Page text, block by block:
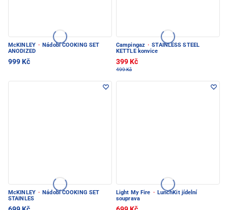
McKINLEY · Nádobí COOKING SET
ANODIZED
999 Kč
Campingaz · STAINLESS STEEL
KETTLE konvice
399 Kč
499 Kč
McKINLEY · Nádobí COOKING SET
STAINLES
Light My Fire · LunchKit jídelní
souprava